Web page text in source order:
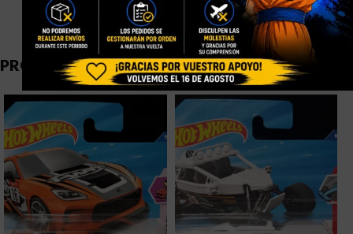
PRODUCTOS RELACIONADOS